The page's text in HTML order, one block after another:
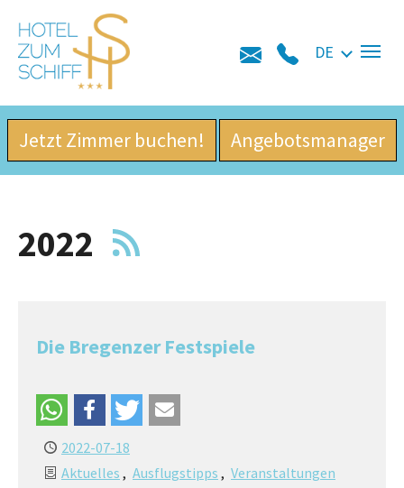
Skip to main navigation
Zum Hauptinhalt springen
Skip to page footer
DE
Jetzt Zimmer buchen! Angebotsmanager
2022
Die Bregenzer Festspiele
2022-07-18
Aktuelles
Ausflugstipps
Veranstaltungen